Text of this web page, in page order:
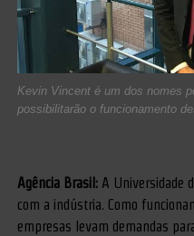
Kevin Vincent é um dos nomes
possibilitarão o funcionamento
Agência Brasil:A Universidade
com a indústria. Como
empresas levam demandas